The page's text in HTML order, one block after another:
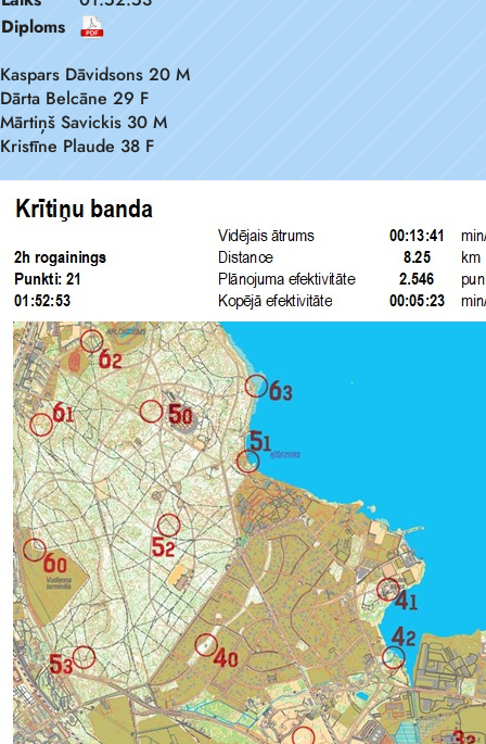
Diploms
Kaspars Dāvidsons 20 M
Dārta Belcāne 29 F
Mārtiņš Savickis 30 M
Kristīne Plaude 38 F